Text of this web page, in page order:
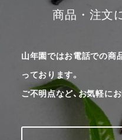
商品・注文
山年園ではお電話での商
っております。
ご不明点など、お気軽に